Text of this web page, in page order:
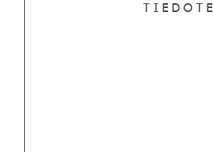
Tiedote